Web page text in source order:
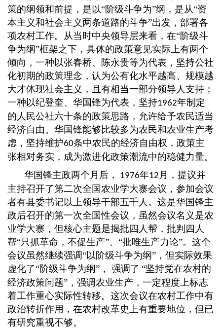
策的纲领和前提，是以“阶级斗争为”纲，是从“资
本主义和社会主义两条道路的斗争”出发，部署各
项农村工作。从当时中央领导层来看，在“阶级斗
争为纲”框架之下，具体的政策意见实际上有两个
倾向，一种以张春桥、陈永贵等为代表，坚持公社
化初期的政策理念，认为公有化水平越高、规模越
大才体现社会主义，且有相当一部分领导人支持；
一种以纪登奎、华国锋为代表，坚持1962年制定
的人民公社六十条的政策思路，允许给予农民适当
经济自由。华国锋能够比较多为农民和农业生产考
虑，坚持维护60条中农民的经济自由权，政策主
张相对务实，成为激进化政策潮流中的稳健力量。
华国锋主政两个月后，
1976年12 月，提议并
主持召开了第二次全国农业学大寨会议，参加会议
者有县委书记以上领导干部五千人。这是华国锋主
政后召开的第一次全国性会议，虽然会议名义是农
业学大寨，但核心主题是揭批四人帮，批判四人
帮“只抓革命，不促生产”、“批唯生产力论”。这个
会议虽然继续强调“以阶级斗争为纲”，但实际效果
虚化了“阶级斗争为纲”， 强调了 “坚持党在农村的
经济政策问题”，强调农业生产，一定程度上标志
着工作重心实际性转移。这次会议在农村工作中有
政治转折作用，在农村改革史上有重要地位，但已
有研究重视不够。